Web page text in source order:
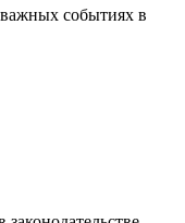
событиях в